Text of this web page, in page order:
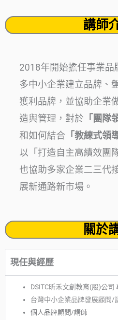
講師
2018年開始擔任事業品
多中小企業建立品牌、
獲利品牌，並協助企業
造與管理，對於 「團隊
和如何結合 「教練式領
以「打造自主高績效團
也協助多家企業二三代
展新通路新市場。
關於
現任與經歷
DSITC昕禾文創教育(股)公司
台灣中小企業品牌發展顧問/
個人品牌顧問/講師